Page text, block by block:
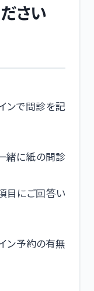
さい
ンで問診を記
緒に紙の問診
目にご回答い
ン予約の有無